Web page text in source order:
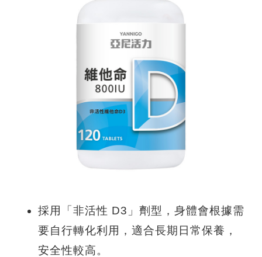
採用「非活性 D3」劑型，身體會根據需
要自行轉化利用，適合長期日常保養，
安全性較高。